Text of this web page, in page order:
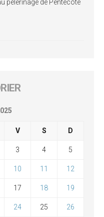
pèlerinage de Pentecôte
V S D
3 4 5
10 11 12
17 18 19
24 25 26